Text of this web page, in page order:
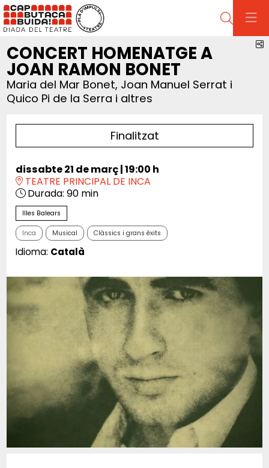
Cerca
CONCERT HOMENATGE A
JOAN RAMON BONET
Maria del Mar Bonet, Joan Manuel Serrat i
Quico Pi de la Serra i altres
Finalitzat
dissabte 21 de març|19:00 h
TEATRE PRINCIPAL DE INCA
Durada: 90 min
Illes Balears
Inca Musical Clàssics i grans èxits
Idioma: Català